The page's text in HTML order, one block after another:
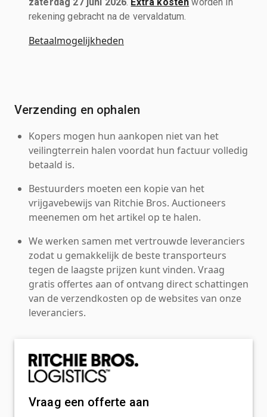
rekening gebracht na de vervaldatum.
Betaalmogelijkheden
Verzending en ophalen
Kopers mogen hun aankopen niet van het
veilingterrein halen voordat hun factuur volledig
betaald is.
Bestuurders moeten een kopie van het
vrijgavebewijs van Ritchie Bros. Auctioneers
meenemen om het artikel op te halen.
We werken samen met vertrouwde leveranciers
zodat u gemakkelijk de beste transporteurs
tegen de laagste prijzen kunt vinden. Vraag
gratis offertes aan of ontvang direct schattingen
van de verzendkosten op de websites van onze
leveranciers.
Vraag een offerte aan